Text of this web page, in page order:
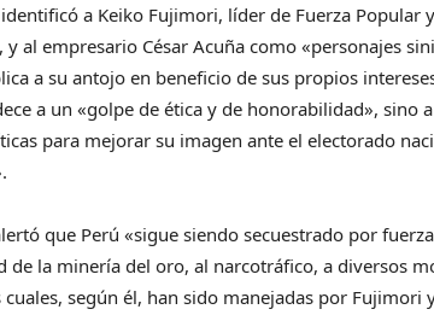
a Keiko Fujimori, líder de Fuerza Popular
y al empresario César Acuña como «personajes
a su antojo en beneficio de sus propios
a un «golpe de ética y de honorabilidad», sino
para mejorar su imagen ante el electorado
que Perú «sigue siendo secuestrado por
de la minería del oro, al narcotráfico, a diversos
cuales, según él, han sido manejadas por Fujimori